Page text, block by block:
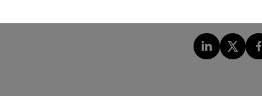
en lien avec la faune et la flore dans la région.